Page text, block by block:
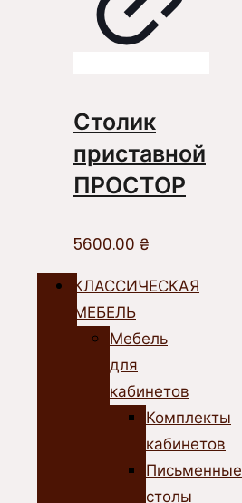
Столик
приставной
ПРОСТОР
5600.00 ₴
КЛАССИЧЕСКАЯ
МЕБЕЛЬ
Мебель
для
кабинетов
Комплекты
кабинетов
Письменные
столы